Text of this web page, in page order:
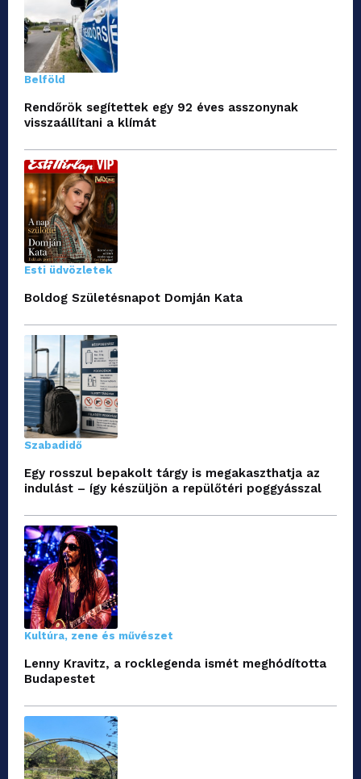
Belföld
Rendőrök segítettek egy 92 éves asszonynak
visszaállítani a klímát
Esti üdvözletek
Boldog Születésnapot Domján Kata
Szabadidő
Egy rosszul bepakolt tárgy is megakaszthatja az
indulást – így készüljön a repülőtéri poggyásszal
Kultúra, zene és művészet
Lenny Kravitz, a rocklegenda ismét meghódította
Budapestet